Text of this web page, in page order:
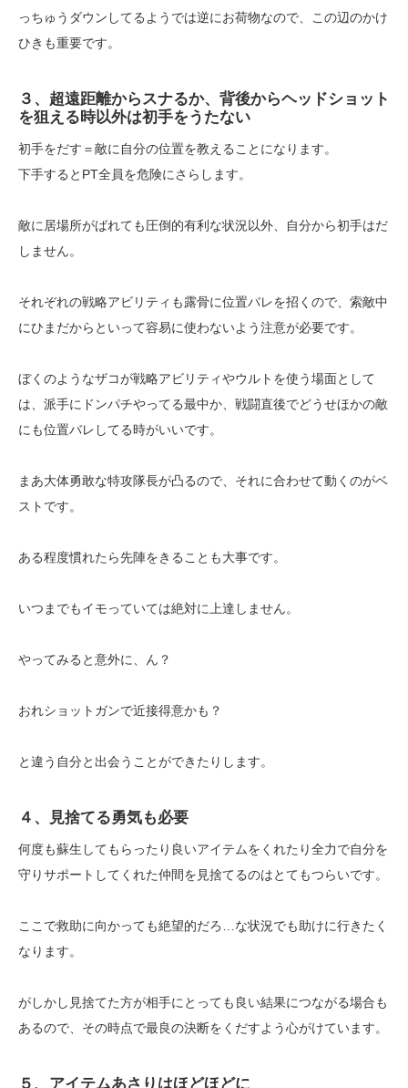
っちゅうダウンしてるようでは逆にお荷物なので、この辺のかけ
ひきも重要です。
３、超遠距離からスナるか、背後からヘッドショット
を狙える時以外は初手をうたない
初手をだす＝敵に自分の位置を教えることになります。
下手するとPT全員を危険にさらします。
敵に居場所がばれても圧倒的有利な状況以外、自分から初手はだ
しません。
それぞれの戦略アビリティも露骨に位置バレを招くので、索敵中
にひまだからといって容易に使わないよう注意が必要です。
ぼくのようなザコが戦略アビリティやウルトを使う場面として
は、派手にドンパチやってる最中か、戦闘直後でどうせほかの敵
にも位置バレしてる時がいいです。
まあ大体勇敢な特攻隊長が凸るので、それに合わせて動くのがベ
ストです。
ある程度慣れたら先陣をきることも大事です。
いつまでもイモっていては絶対に上達しません。
やってみると意外に、ん？
おれショットガンで近接得意かも？
と違う自分と出会うことができたりします。
４、見捨てる勇気も必要
何度も蘇生してもらったり良いアイテムをくれたり全力で自分を
守りサポートしてくれた仲間を見捨てるのはとてもつらいです。
ここで救助に向かっても絶望的だろ…な状況でも助けに行きたく
なります。
がしかし見捨てた方が相手にとっても良い結果につながる場合も
あるので、その時点で最良の決断をくだすよう心がけています。
５、アイテムあさりはほどほどに